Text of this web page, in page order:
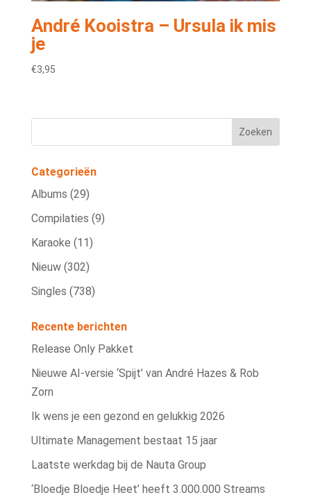
André Kooistra – Ursula ik mis
je
€3,95
Categorieën
Albums (29)
Compilaties (9)
Karaoke (11)
Nieuw (302)
Singles (738)
Recente berichten
Release Only Pakket
Nieuwe AI‑versie ‘Spijt’ van André Hazes & Rob
Zorn
Ik wens je een gezond en gelukkig 2026
Ultimate Management bestaat 15 jaar
Laatste werkdag bij de Nauta Group
‘Bloedje Bloedje Heet’ heeft 3.000.000 Streams